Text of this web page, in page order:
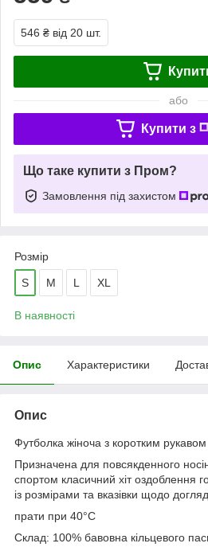
546 ₴ від 20 шт.
або
Купити з
Що таке купити з Пром?
Замовлення під захистом
Розмір
S M L XL
В наявності
Опис Характеристики
Опис
Футболка жіноча з коротким рукавом
Призначена для повсякденного
спортом класичний хіт оздоблення
із розмірами та вказівки щодо
прати при 40°C
Склад: 100% бавовна кільцевого